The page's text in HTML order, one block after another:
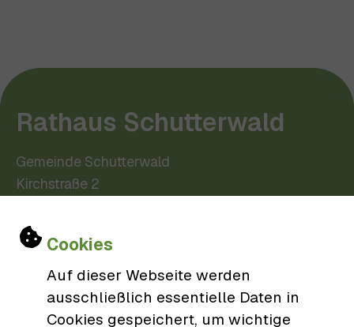
Einstellungen zu Cookies und
Cookies
Auf dieser Webseite werden
ausschließlich essentielle Daten in
Cookies gespeichert, um wichtige
Rathaus Schutterwald
Gemeinde Schutterwald
Kirchstraße 2
0781/9606-0
Öffnungszeiten